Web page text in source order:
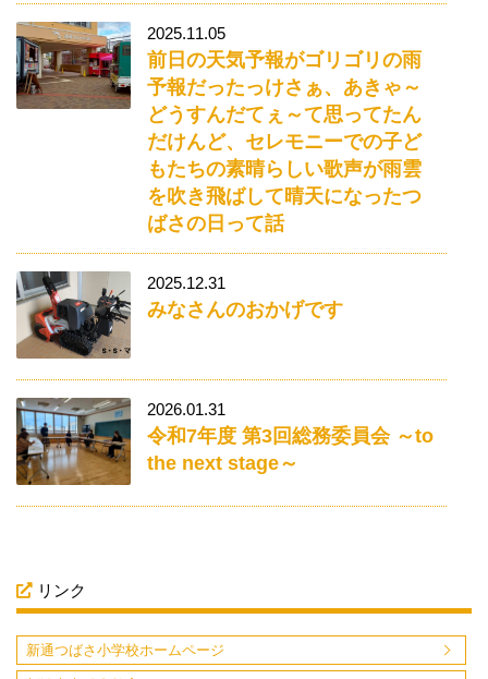
2025.11.05
前日の天気予報がゴリゴリの雨
予報だったっけさぁ、あきゃ～
どうすんだてぇ～て思ってたん
だけんど、セレモニーでの子ど
もたちの素晴らしい歌声が雨雲
を吹き飛ばして晴天になったつ
ばさの日って話
2025.12.31
みなさんのおかげです
2026.01.31
令和7年度 第3回総務委員会 ～to
the next stage～
リンク
新通つばさ小学校ホームページ